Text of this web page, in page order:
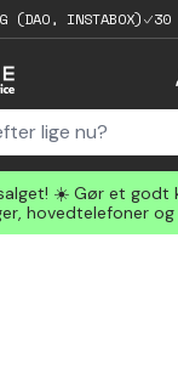
(DAO, INSTABOX) 30
☀️ Gør et godt
hovedtelefoner